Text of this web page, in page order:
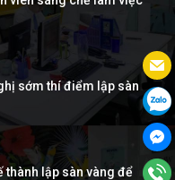
sớm thí điểm lập sàn
thành lập sàn vàng để